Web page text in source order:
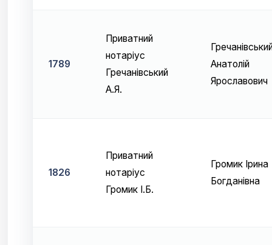
1789
Приватний
нотаріус
Гречанівський
А.Я.
Анатолій
Ярославович
1826
Приватний
нотаріус
Громик І.Б.
Громик Ірина
Богданівна